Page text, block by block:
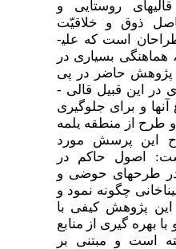
روستایی و
ذوق و خلاقیّت
است که علی­
بسیاری در
پژوهش حاضر در پی
در این قبیل ­قالی
و برای جلوگیری
طرح از منطقه یلمه
این پرسش مورد
اصول حاکم در
در طرح­های حوضی و
چگونه نمود و
پژوهش کیفی با
بهره­ گیری از منابع
است و مبتنی بر